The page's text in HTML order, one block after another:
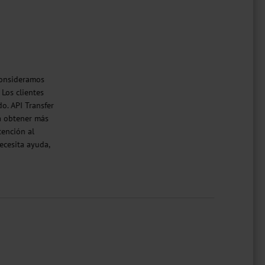
clientes
API Transfer
obtener más
al
ayuda,